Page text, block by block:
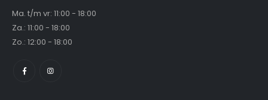
Ma. t/m vr: 11:00 - 18:00
Za.: 11:00 - 18:00
Zo.: 12:00 - 18:00